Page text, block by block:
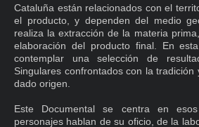
Cataluña están relacionados con el
el producto, y dependen del medio
realiza la extracción de la materia
elaboración del producto final. En
contemplar una selección de
Singulares confrontados con la
dado origen.
Este Documental se centra en
personajes hablan de su oficio, de la